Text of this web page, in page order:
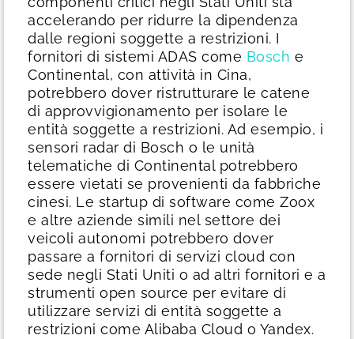
accelerando per ridurre la dipendenza
dalle regioni soggette a restrizioni. I
fornitori di sistemi ADAS come Bosch e
Continental, con attività in Cina,
potrebbero dover ristrutturare le catene
di approvvigionamento per isolare le
entità soggette a restrizioni. Ad esempio, i
sensori radar di Bosch o le unità
telematiche di Continental potrebbero
essere vietati se provenienti da fabbriche
cinesi. Le startup di software come Zoox
e altre aziende simili nel settore dei
veicoli autonomi potrebbero dover
passare a fornitori di servizi cloud con
sede negli Stati Uniti o ad altri fornitori e a
strumenti open source per evitare di
utilizzare servizi di entità soggette a
restrizioni come Alibaba Cloud o Yandex.